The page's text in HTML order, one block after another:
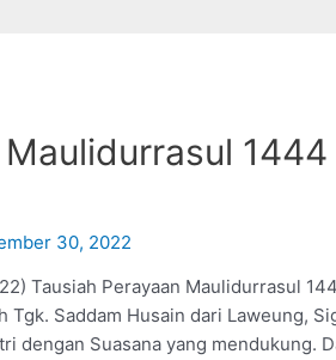
30, 2022
Perayaan Maulidurrasul 1444
Tgk. Saddam Husain dari Laweung,
dengan Suasana yang mendukung.